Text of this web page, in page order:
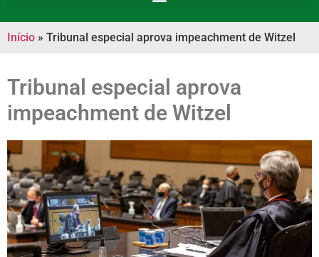
Início » Tribunal especial aprova impeachment de Witzel
Tribunal especial aprova
impeachment de Witzel